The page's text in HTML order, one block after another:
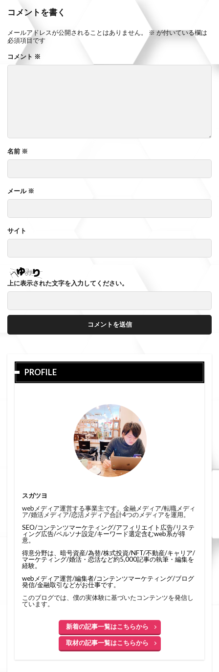
コメントを書く
メールアドレスが公開されることはありません。 ※ が付いている欄は
必須項目です
コメント ※
名前 ※
メール ※
サイト
上に表示された文字を入力してください。
PROFILE
スガツヨ
webメディア運営する事業主です。金融メディア/転職メディ
ア/婚活メディア/恋活メディア合計4つのメディアを運用。
SEO/コンテンツマーケティング/アフィリエイト広告/リステ
ィング広告/ペルソナ設定/キーワード選定含むweb系が得
意。
得意分野は、暗号資産/為替/株式投資/NFT/不動産/キャリア/
マーケティング/婚活・恋活など約5,000記事の執筆・編集を
経験。
webメディア運営/編集者/コンテンツマーケティング/ブログ
発信/金融取引などがお仕事です。
このブログでは、僕の実体験に基づいたコンテンツを発信し
ています。
新着の記事一覧はこちらから
取材の記事一覧はこちらから